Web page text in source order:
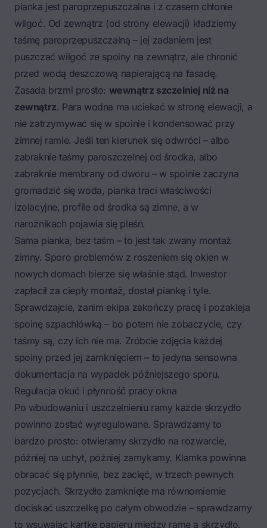
pianka jest paroprzepuszczalna i z czasem chłonie
wilgoć. Od zewnątrz (od strony elewacji) kładziemy
taśmę paroprzepuszczalną – jej zadaniem jest
puszczać wilgoć ze spoiny na zewnątrz, ale chronić
przed wodą deszczową napierającą na fasadę.
Zasada brzmi prosto: wewnątrz szczelniej niż na
zewnątrz. Para wodna ma uciekać w stronę elewacji, a
nie zatrzymywać się w spoinie i kondensować przy
zimnej ramie. Jeśli ten kierunek się odwróci – albo
zabraknie taśmy paroszczelnej od środka, albo
zabraknie membrany od dworu – w spoinie zaczyna
gromadzić się woda, pianka traci właściwości
izolacyjne, profile od środka są zimne, a w
narożnikach pojawia się pleśń.
Sama pianka, bez taśm – to jest tak zwany montaż
zimny. Sporo problemów z roszeniem się okien w
nowych domach bierze się właśnie stąd. Inwestor
zapłacił za ciepły montaż, dostał piankę i tyle.
Sprawdzajcie, zanim ekipa zakończy pracę i pozakleja
spoinę szpachlówką – bo potem nie zobaczycie, czy
taśmy są, czy ich nie ma. Zróbcie zdjęcia każdej
spoiny przed jej zamknięciem – to jedyna sensowna
dokumentacja na wypadek późniejszego sporu.
Regulacja okuć i płynność pracy okna
Po wbudowaniu i uszczelnieniu ramy każde skrzydło
powinno zostać wyregulowane. Sprawdzamy to
bardzo prosto: otwieramy skrzydło na rozwarcie,
później na uchył, później zamykamy. Klamka powinna
obracać się płynnie, bez zacięć, w trzech pewnych
pozycjach. Skrzydło zamknięte ma równomiernie
dociskać uszczelkę po całym obwodzie – sprawdzamy
to wsuwając kartkę papieru między ramę a skrzydło,